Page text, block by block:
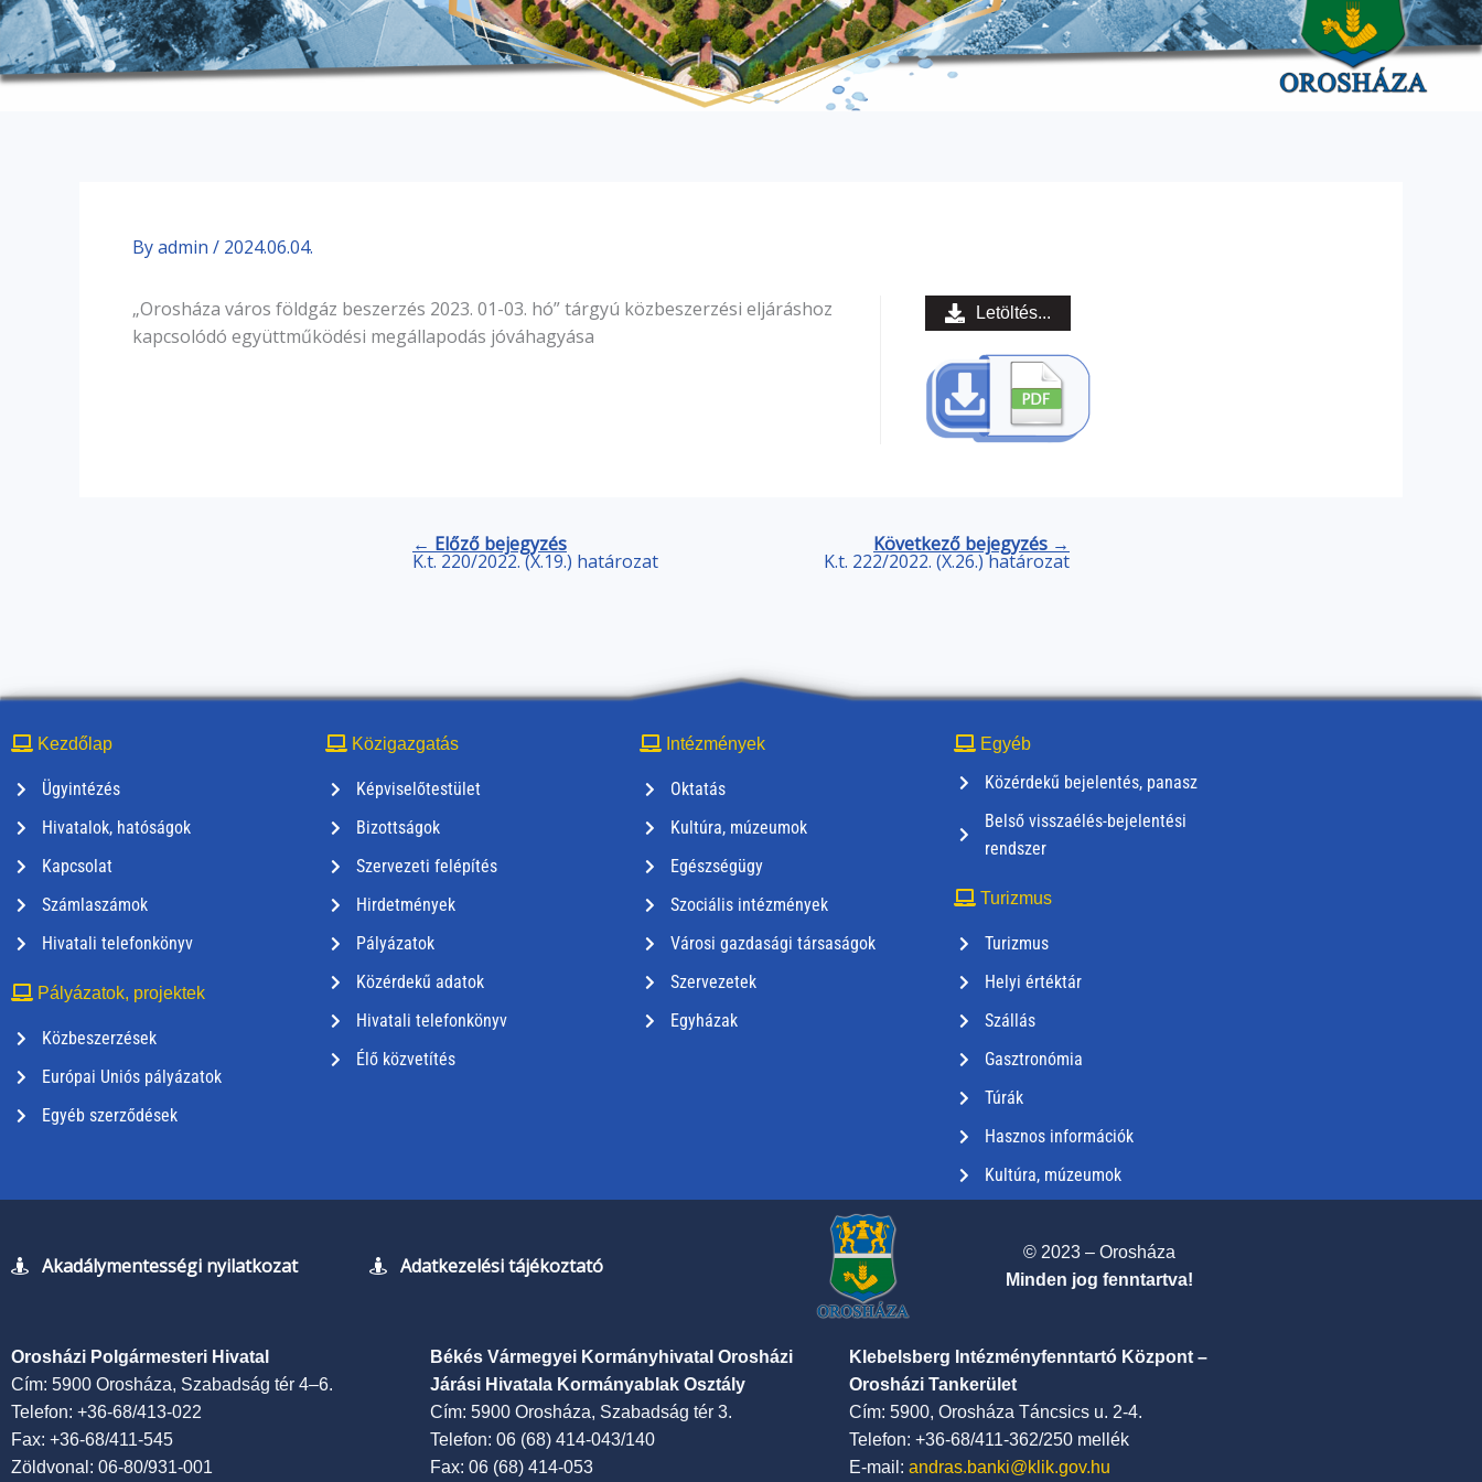
Byadmin / 2024.06.04.
„Orosháza város földgáz beszerzés 2023. 01-03. hó” tárgyú közbeszerzési eljáráshoz
kapcsolódó együttműködési megállapodás jóváhagyása
Letöltés...
← Előző bejegyzés
K.t. 220/2022. (X.19.) határozat
Következő bejegyzés →
K.t. 222/2022. (X.26.) határozat
Kezdőlap
Ügyintézés
Hivatalok, hatóságok
Kapcsolat
Számlaszámok
Hivatali telefonkönyv
Pályázatok, projektek
Közbeszerzések
Európai Uniós pályázatok
Egyéb szerződések
Közigazgatás
Képviselőtestület
Bizottságok
Szervezeti felépítés
Hirdetmények
Pályázatok
Közérdekű adatok
Hivatali telefonkönyv
Élő közvetítés
Intézmények
Oktatás
Kultúra, múzeumok
Egészségügy
Szociális intézmények
Városi gazdasági társaságok
Szervezetek
Egyházak
Egyéb
Közérdekű bejelentés, panasz
Belső visszaélés-bejelentési
rendszer
Turizmus
Turizmus
Helyi értéktár
Szállás
Gasztronómia
Túrák
Hasznos információk
Kultúra, múzeumok
Akadálymentességi nyilatkozat Adatkezelési tájékoztató
© 2023 – Orosháza
Minden jog fenntartva!
Orosházi Polgármesteri Hivatal
Cím: 5900 Orosháza, Szabadság tér 4–6.
Telefon: +36-68/413-022
Fax: +36-68/411-545
Zöldvonal: 06-80/931-001
Békés Vármegyei Kormányhivatal Orosházi
Járási Hivatala Kormányablak Osztály
Cím: 5900 Orosháza, Szabadság tér 3.
Telefon: 06 (68) 414-043/140
Fax: 06 (68) 414-053
Klebelsberg Intézményfenntartó Központ –
Orosházi Tankerület
Cím: 5900, Orosháza Táncsics u. 2-4.
Telefon: +36-68/411-362/250 mellék
E-mail: andras.banki@klik.gov.hu